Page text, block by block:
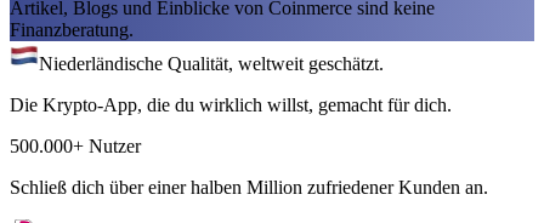
Artikel, Blogs und Einblicke von Coinmerce sind keine
Finanzberatung.
Niederländische Qualität, weltweit geschätzt.
Die Krypto-App, die du wirklich willst, gemacht für dich.
500.000+ Nutzer
Schließ dich über einer halben Million zufriedener Kunden an.